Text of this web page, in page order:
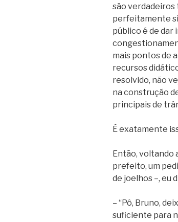
são verdadeiros
perfeitamente
público é de dar
mais pontos de
recursos
resolvido, não
na construção
principais de
É exatamente
Então, voltando
prefeito, um
de joelhos –, eu
– “Pô, Bruno,
suficiente para